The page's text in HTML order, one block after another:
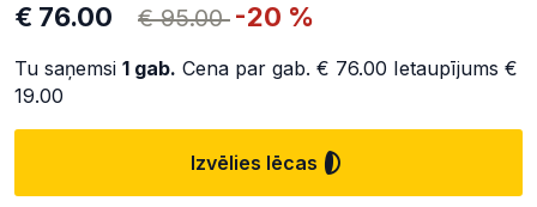
€ 76.00 € 95.00 -20 %
Tu saņemsi 1 gab. Cena par gab. € 76.00 Ietaupījums €
19.00
Izvēlies lēcas